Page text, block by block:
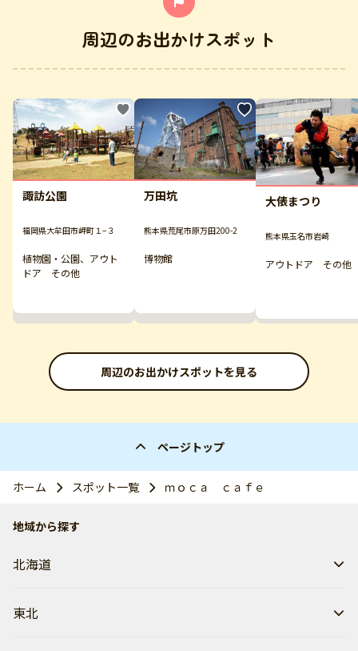
周辺のお出かけスポット
諏訪公園
福岡県大牟田市岬町１−３
植物園・公園、アウト
ドア その他
万田坑
熊本県荒尾市原万田200-2
博物館
大俵まつり
熊本県玉名市岩崎
アウトドア その他
周辺のお出かけスポットを見る
ページトップ
ホーム スポット一覧 ｍｏｃａ ｃａｆｅ
地域から探す
北海道
東北